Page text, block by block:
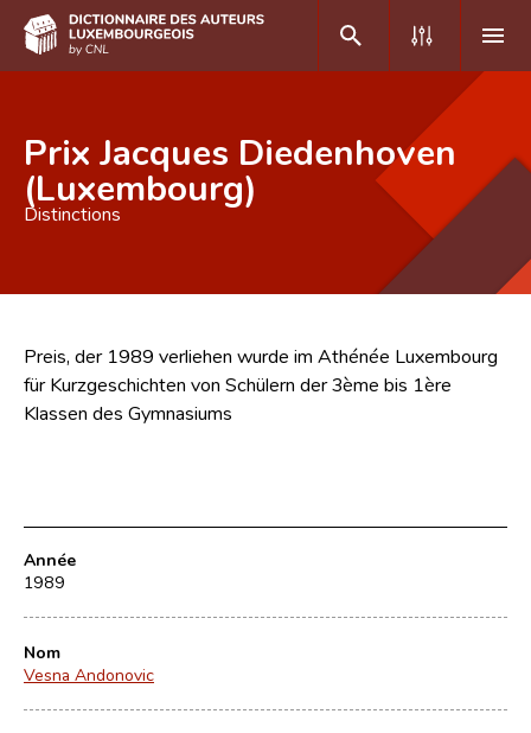
DE FR
Accueil
Foire aux questions
CNL
Prix Jacques Diedenhoven
(Luxembourg)
Distinctions
Preis, der 1989 verliehen wurde im Athénée Luxembourg
für Kurzgeschichten von Schülern der 3ème bis 1ère
Klassen des Gymnasiums
Année
1989
Nom
Vesna Andonovic